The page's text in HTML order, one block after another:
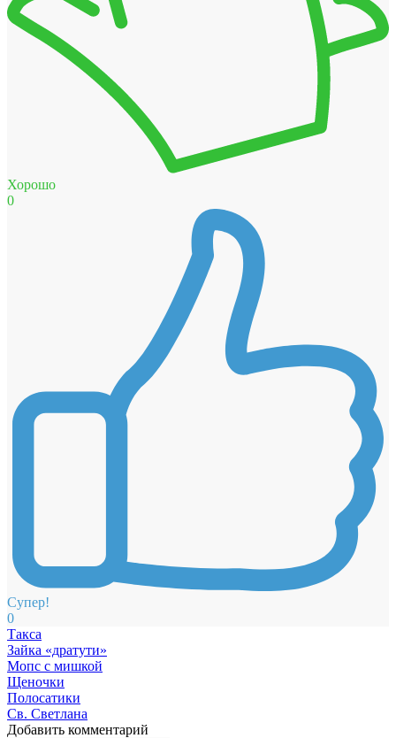
Хорошо
0
Супер!
0
Такса
Зайка «дратути»
Мопс с мишкой
Щеночки
Полосатики
Св. Светлана
Добавить комментарий